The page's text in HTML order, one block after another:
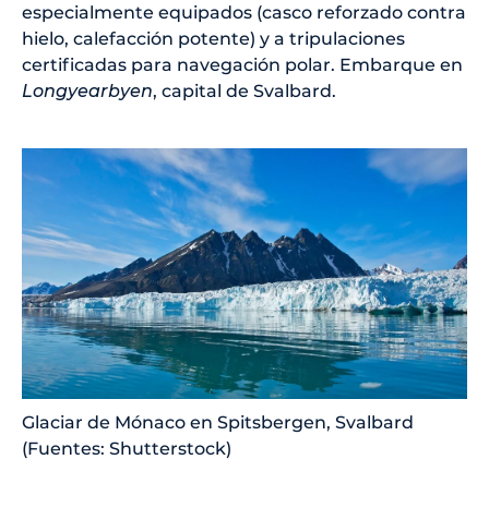
especialmente equipados (casco reforzado contra
hielo, calefacción potente) y a tripulaciones
certificadas para navegación polar. Embarque en
Longyearbyen, capital de Svalbard.
Glaciar de Mónaco en Spitsbergen, Svalbard
(Fuentes: Shutterstock)